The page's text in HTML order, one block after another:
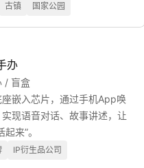
古镇 国家公园
办
/ 盲盒
嵌入芯片，通过手机App唤
现语音对话、故事讲述，让
来”。
IP衍生品公司